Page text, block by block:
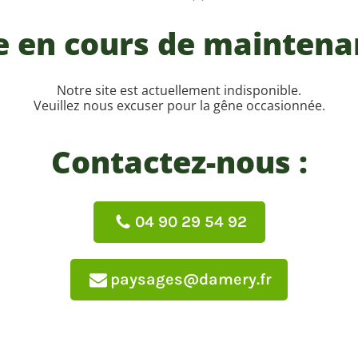
en cours de
Notre site est actuellement indisponible.
Veuillez nous excuser pour la gêne occasionnée.
Contactez-nous :
04 90 29 54 92
paysages@damery.fr